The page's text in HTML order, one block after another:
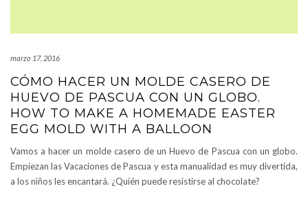
marzo 17, 2016
CÓMO HACER UN MOLDE CASERO DE
HUEVO DE PASCUA CON UN GLOBO.
HOW TO MAKE A HOMEMADE EASTER
EGG MOLD WITH A BALLOON
Vamos a hacer un molde casero de un Huevo de Pascua con un globo.
Empiezan las Vacaciones de Pascua y esta manualidad es muy divertida,
a los niños les encantará. ¿Quién puede resistirse al chocolate?